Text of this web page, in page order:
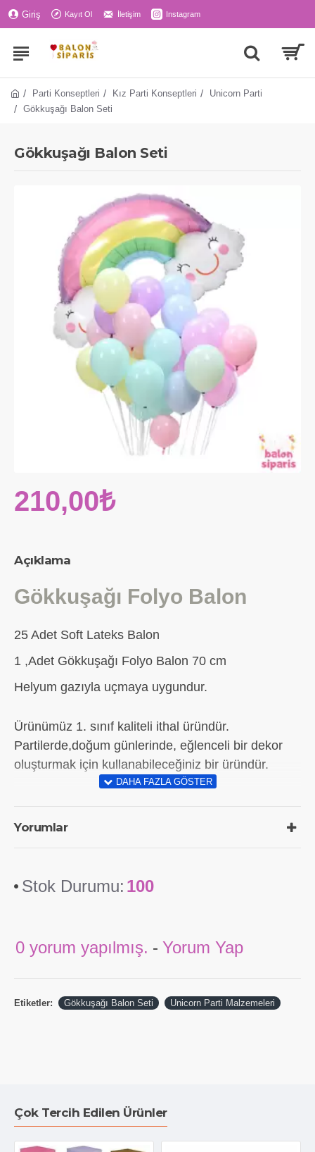
Giriş Kayıt Ol İletişim Instagram
Parti Konseptleri Kız Parti Konseptleri
Unicorn Parti
Gökkuşağı Balon Seti
Gökkuşağı Balon Seti
Açıklama
Gökkuşağı Folyo Balon
25 Adet Soft Lateks Balon
1 ,Adet Gökkuşağı Folyo Balon 70 cm
Helyum gazıyla uçmaya uygundur.
Ürünümüz 1. sınıf kaliteli ithal üründür.
Partilerde,doğum günlerinde, eğlenceli bir dekor
oluşturmak için kullanabileceğiniz bir üründür.
Yorumlar
Stok Durumu: 100
0 yorum yapılmış. - Yorum Yap
210,00₺
Etiketler: Gökkuşağı Balon Seti Unicorn Parti Malzemeleri
Çok Tercih Edilen Ürünler